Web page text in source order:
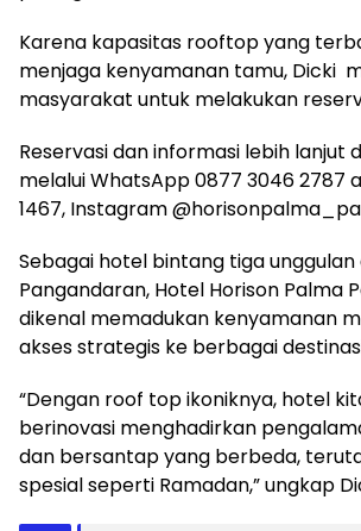
Karena kapasitas rooftop yang
menjaga kenyamanan tamu, Dicki
masyarakat untuk melakukan
Reservasi dan informasi lebih lanjut
melalui WhatsApp 0877 3046 2787
1467, Instagram
Sebagai hotel bintang tiga
Pangandaran, Hotel Horison Palma
dikenal memadukan kenyamanan
akses strategis ke berbagai
“Dengan roof top ikoniknya, hotel
berinovasi menghadirkan
dan bersantap yang berbeda,
spesial seperti Ramadan,” ungkap